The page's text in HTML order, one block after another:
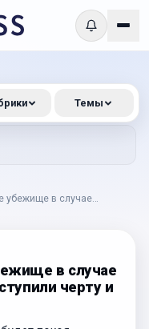
убежище в случае
в случае
черту и
Темы